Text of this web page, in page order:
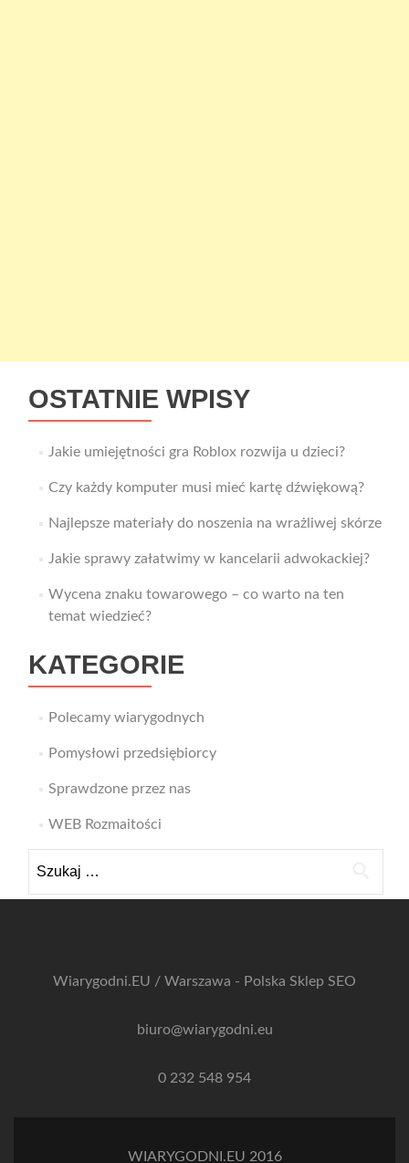
OSTATNIE WPISY
Jakie umiejętności gra Roblox rozwija u dzieci?
Czy każdy komputer musi mieć kartę dźwiękową?
Najlepsze materiały do noszenia na wrażliwej skórze
Jakie sprawy załatwimy w kancelarii adwokackiej?
Wycena znaku towarowego – co warto na ten
temat wiedzieć?
KATEGORIE
Polecamy wiarygodnych
Pomysłowi przedsiębiorcy
Sprawdzone przez nas
WEB Rozmaitości
Wiarygodni.EU / Warszawa - Polska Sklep SEO
biuro@wiarygodni.eu
0 232 548 954
WIARYGODNI.EU 2016